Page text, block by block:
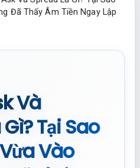
Đã Thấy Âm Tiền Ngay Lập
Và
Tại Sao
Vào